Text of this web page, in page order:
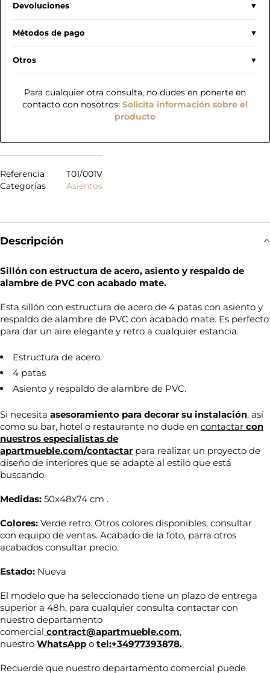
Devoluciones
Métodos de pago
Otros
Para cualquier otra consulta, no dudes en ponerte en
contacto con nosotros: Solicita información sobre el
producto
Referencia
T01/001V
Categorías
Asientos
Descripción
Sillón con estructura de acero, asiento y respaldo de
alambre de PVC con acabado mate.
Esta sillón con estructura de acero de 4 patas con asiento y
respaldo de alambre de PVC con acabado mate. Es perfecto
para dar un aire elegante y retro a cualquier estancia.
Estructura de acero.
4 patas
Asiento y respaldo de alambre de PVC.
Si necesita asesoramiento para decorar su instalación, así
como su bar, hotel o restaurante no dude en contactar con
nuestros especialistas de
apartmueble.com/contactar para realizar un proyecto de
diseño de interiores que se adapte al estilo que está
buscando.
Medidas: 50x48x74 cm .
Colores: Verde retro. Otros colores disponibles, consultar
con equipo de ventas. Acabado de la foto, parra otros
acabados consultar precio.
Estado: Nueva
El modelo que ha seleccionado tiene un plazo de entrega
superior a 48h, para cualquier consulta contactar con
nuestro departamento
comercial contract@apartmueble.com,
nuestro WhatsApp o tel:+34977393878.
Recuerde que nuestro departamento comercial puede
e
e
l
e
c
t
ó
N
o
m
r
e
T